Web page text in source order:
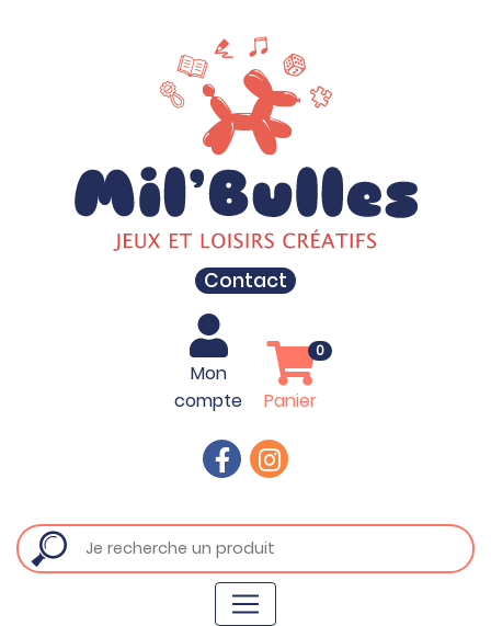
Contact
Mon
compte
Panier
0